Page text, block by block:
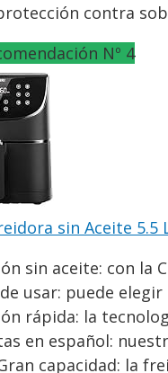
contra
Nº 4
sin Aceite
sin aceite: con la
usar: puede
rápida: la
en español:
capacidad: la